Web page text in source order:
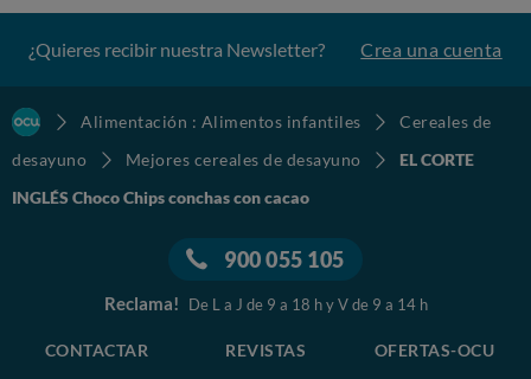
¿Quieres recibir nuestra Newsletter? Crea una cuenta
Alimentación : Alimentos infantiles
Cereales de
desayuno
Mejores cereales de desayuno
EL CORTE
INGLÉS Choco Chips conchas con cacao
900 055 105
Reclama! De L a J de 9 a 18 h y V de 9 a 14 h
CONTACTAR REVISTAS OFERTAS-OCU